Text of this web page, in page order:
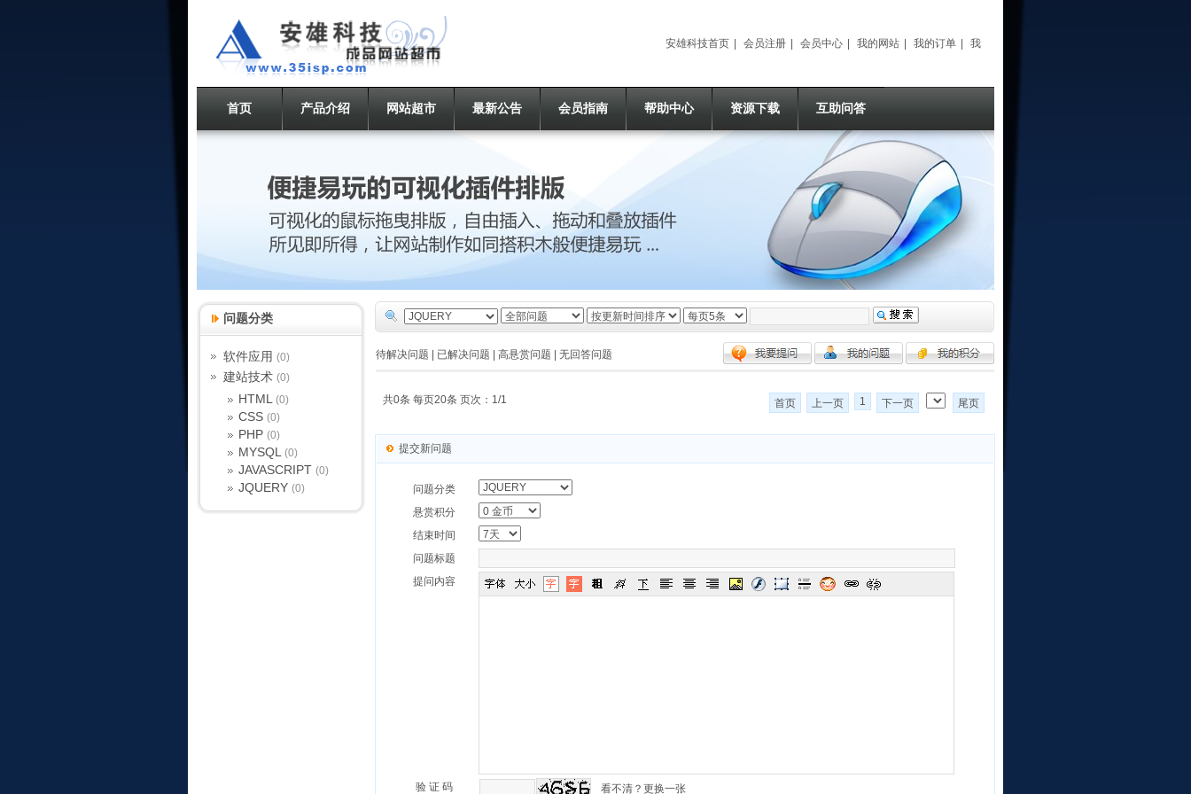
安雄科技首页 会员注册 会员中心 我的网站 我的订单
我
首页 产品介绍 网站超市 最新公告 会员指南 帮助中心 资源下载 互助问答
问题分类
软件应用 (0)
建站技术 (0)
HTML (0)
CSS (0)
PHP (0)
MYSQL (0)
JAVASCRIPT (0)
JQUERY (0)
待解决问题 已解决问题 高悬赏问题 无回答问题
共0条 每页20条 页次：1/1 首页 上一页 1 下一页 尾页
提交新问题
问题分类
悬赏积分
结束时间
问题标题
提问内容
验 证 码 看不清？更换一张